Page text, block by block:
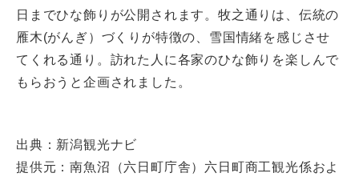
日までひな飾りが公開されます。牧之通りは、伝統の
雁木(がんぎ）づくりが特徴の、雪国情緒を感じさせ
てくれる通り。訪れた人に各家のひな飾りを楽しんで
もらおうと企画されました。
出典：新潟観光ナビ
提供元：南魚沼（六日町庁舎）六日町商工観光係およ